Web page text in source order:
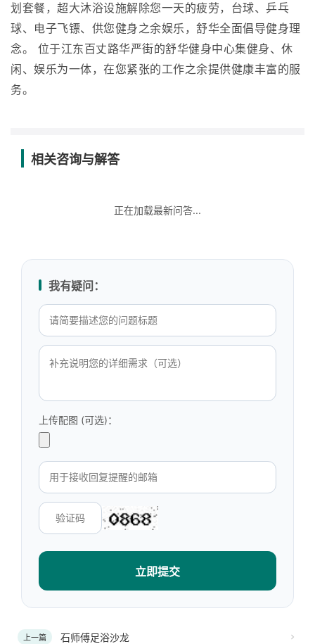
划套餐，超大沐浴设施解除您一天的疲劳，台球、乒乓
球、电子飞镖、供您健身之余娱乐，舒华全面倡导健身理
念。 位于江东百丈路华严街的舒华健身中心集健身、休
闲、娱乐为一体，在您紧张的工作之余提供健康丰富的服
务。
相关咨询与解答
正在加载最新问答...
我有疑问：
上传配图 (可选)：
立即提交
上一篇 石师傅足浴沙龙